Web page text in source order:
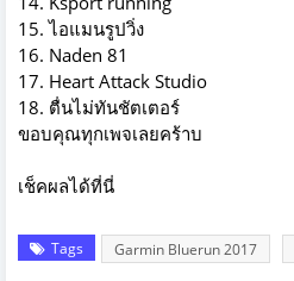
15.ไอแมนรูปวิ่ง
16. Naden 81
17. Heart Attack Studio
18. ตื่นไม่ทันชัตเตอร์
ขอบคุณทุกเพจเลยคร้าบ
เช็คผลได้ที่นี่
Tags Garmin Bluerun 2017